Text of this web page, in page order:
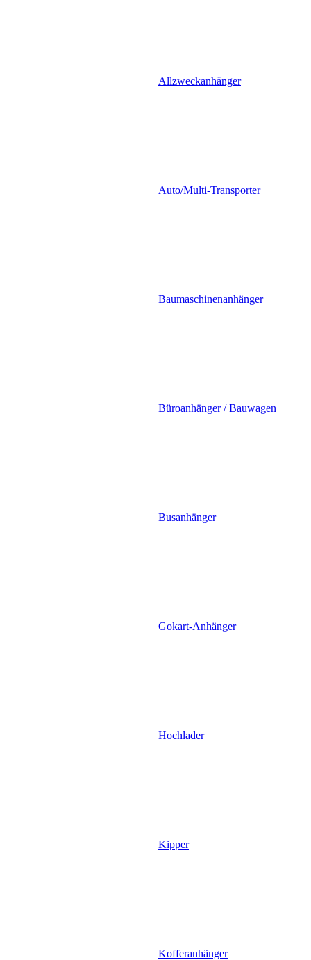
Allzweckanhänger
Auto/Multi-Transporter
Baumaschinenanhänger
Büroanhänger / Bauwagen
Busanhänger
Gokart-Anhänger
Hochlader
Kipper
Kofferanhänger